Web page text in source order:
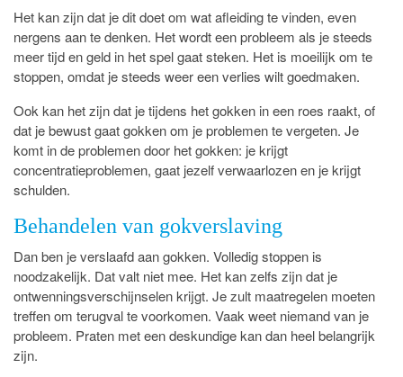
Het kan zijn dat je dit doet om wat afleiding te vinden, even
nergens aan te denken. Het wordt een probleem als je steeds
meer tijd en geld in het spel gaat steken. Het is moeilijk om te
stoppen, omdat je steeds weer een verlies wilt goedmaken.
Ook kan het zijn dat je tijdens het gokken in een roes raakt, of
dat je bewust gaat gokken om je problemen te vergeten. Je
komt in de problemen door het gokken: je krijgt
concentratieproblemen, gaat jezelf verwaarlozen en je krijgt
schulden.
Behandelen van gokverslaving
Dan ben je verslaafd aan gokken. Volledig stoppen is
noodzakelijk. Dat valt niet mee. Het kan zelfs zijn dat je
ontwenningsverschijnselen krijgt. Je zult maatregelen moeten
treffen om terugval te voorkomen. Vaak weet niemand van je
probleem. Praten met een deskundige kan dan heel belangrijk
zijn.